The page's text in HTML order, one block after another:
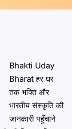
Bhakti Uday
Bharat हर घर
तक भक्ति और
भारतीय संस्कृति की
जानकारी पहुँचाने